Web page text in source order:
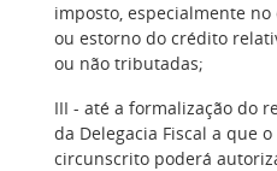
imposto, especialmente
ou estorno do crédito
ou não tributadas;
III - até a formalização do
da Delegacia Fiscal a que
circunscrito poderá